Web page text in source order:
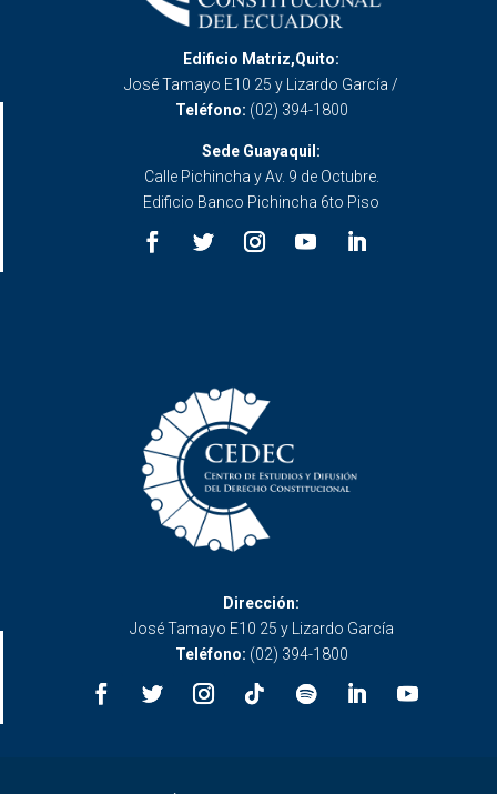
Edificio Matriz,Quito:
José Tamayo E10 25 y Lizardo García /
Teléfono: (02) 394-1800
Sede Guayaquil:
Calle Pichincha y Av. 9 de Octubre.
Edificio Banco Pichincha 6to Piso
Dirección:
José Tamayo E10 25 y Lizardo García
Teléfono: (02) 394-1800